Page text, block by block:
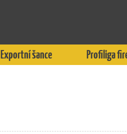
Exportní šance Profiliga